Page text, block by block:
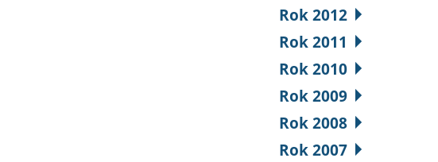
Rok 2012
Rok 2011
Rok 2010
Rok 2009
Rok 2008
Rok 2007